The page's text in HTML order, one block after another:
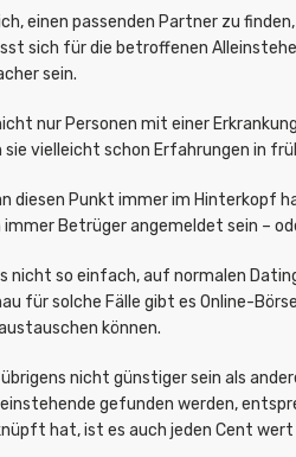
einen passenden Partner zu
sich für die betroffenen
sein.
nur Personen mit einer
vielleicht schon Erfahrungen in
diesen Punkt immer im
Betrüger angemeldet sein –
so einfach, auf normalen
für solche Fälle gibt es Online-
können.
nicht günstiger sein als
gefunden werden,
hat, ist es auch jeden Cent wert